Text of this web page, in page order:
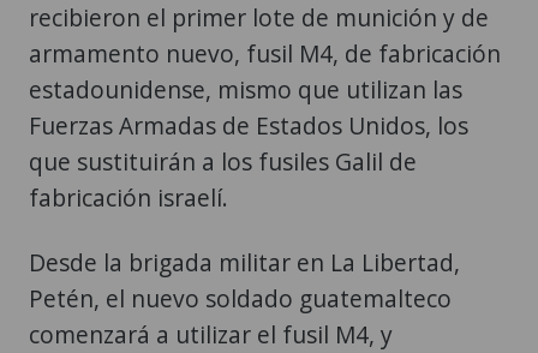
recibieron el primer lote de munición y de
armamento nuevo, fusil M4, de fabricación
estadounidense, mismo que utilizan las
Fuerzas Armadas de Estados Unidos, los
que sustituirán a los fusiles Galil de
fabricación israelí.
Desde la brigada militar en La Libertad,
Petén, el nuevo soldado guatemalteco
comenzará a utilizar el fusil M4, y